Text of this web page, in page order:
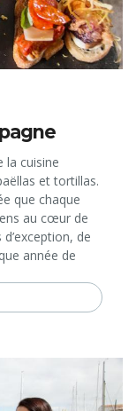
la cuisine
et tortillas.
que chaque
au cœur de
de
année de